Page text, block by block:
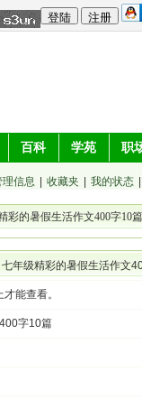
百科 学苑 职
理信息 收藏夹 我的状态
彩的暑假生活作文400字10篇
七年级精彩的暑假生活作文
能查看。
字10篇